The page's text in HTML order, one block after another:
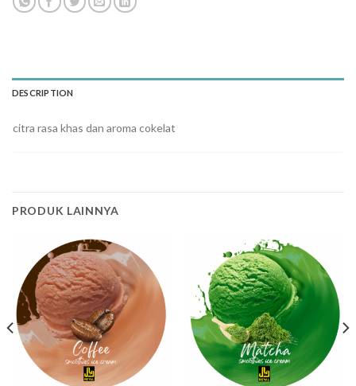
DESCRIPTION
citra rasa khas dan aroma cokelat
PRODUK LAINNYA